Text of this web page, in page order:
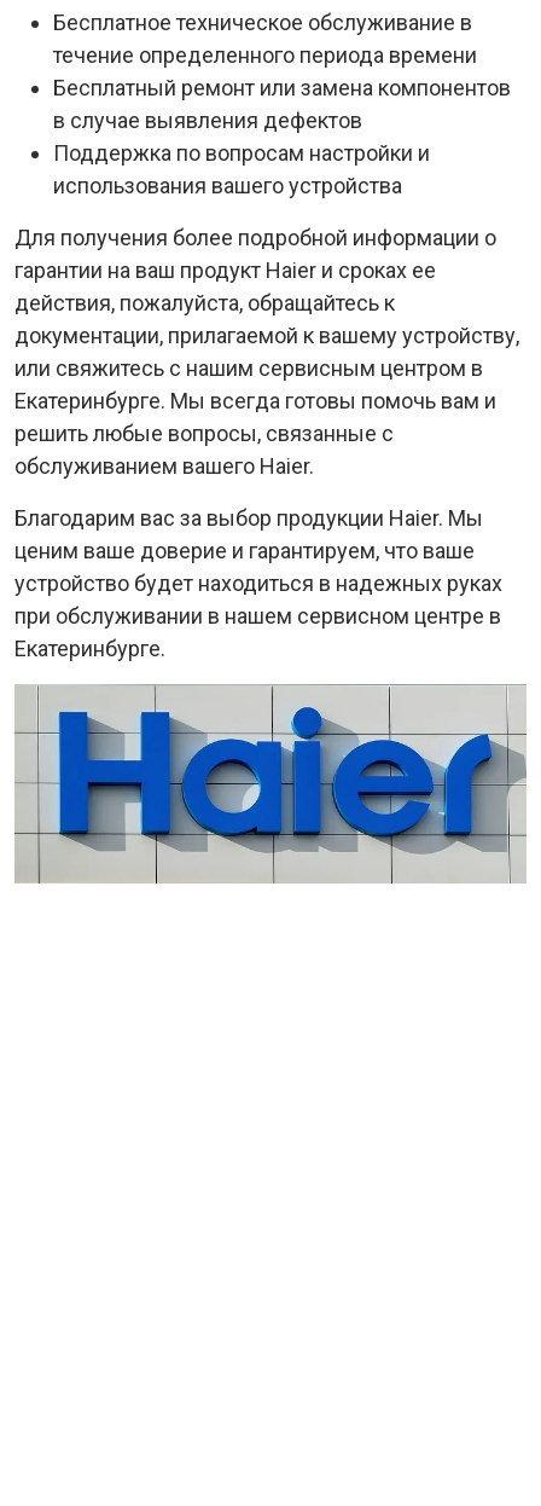
Бесплатное техническое обслуживание в
течение определенного периода времени
Бесплатный ремонт или замена компонентов
в случае выявления дефектов
Поддержка по вопросам настройки и
использования вашего устройства
Для получения более подробной информации о
гарантии на ваш продукт Haier и сроках ее
действия, пожалуйста, обращайтесь к
документации, прилагаемой к вашему устройству,
или свяжитесь с нашим сервисным центром в
Екатеринбурге. Мы всегда готовы помочь вам и
решить любые вопросы, связанные с
обслуживанием вашего Haier.
Благодарим вас за выбор продукции Haier. Мы
ценим ваше доверие и гарантируем, что ваше
устройство будет находиться в надежных руках
при обслуживании в нашем сервисном центре в
Екатеринбурге.